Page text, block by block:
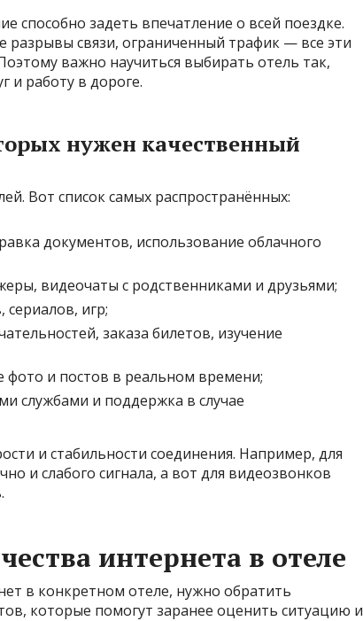
способно задеть впечатление о всей поездке.
разрывы связи, ограниченный трафик — все эти
важно научиться выбирать отель так,
и работу в дороге.
нужен качественный
Вот список самых распространённых:
документов, использование облачного
видеочаты с родственниками и друзьями;
игр;
заказа билетов, изучение
и постов в реальном времени;
службами и поддержка в случае
и стабильности соединения. Например, для
и слабого сигнала, а вот для видеозвонков
интернета в отеле
в конкретном отеле, нужно обратить
которые помогут заранее оценить ситуацию и